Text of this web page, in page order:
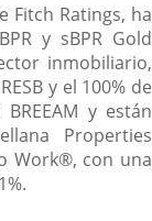
Fitch Ratings, ha
y sBPR Gold
inmobiliario,
y el 100% de
y están
Properties
Work®, con una